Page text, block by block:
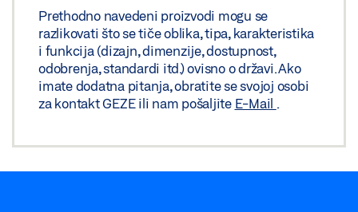
Prethodno navedeni proizvodi mogu se
razlikovati što se tiče oblika, tipa, karakteristika
i funkcija (dizajn, dimenzije, dostupnost,
odobrenja, standardi itd.) ovisno o državi. Ako
imate dodatna pitanja, obratite se svojoj osobi
za kontakt GEZE ili nam pošaljite E-Mail .